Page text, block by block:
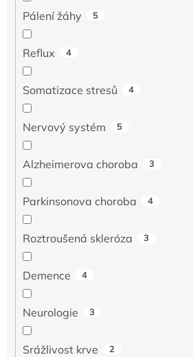
Pálení žáhy 5
Reflux 4
Somatizace stresů 4
Nervový systém 5
Alzheimerova choroba 3
Parkinsonova choroba 4
Roztroušená skleróza 3
Demence 4
Neurologie 3
Srážlivost krve 2